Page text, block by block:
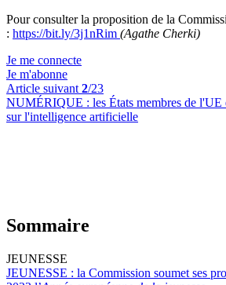
Pour consulter la proposition de la
: https://bit.ly/3j1nRim (Agathe Cherki)
Je me connecte
Je m'abonne
Article suivant 2/23
NUMÉRIQUE : les États membres de l'UE
sur l'intelligence artificielle
Sommaire
JEUNESSE
JEUNESSE : la Commission soumet ses